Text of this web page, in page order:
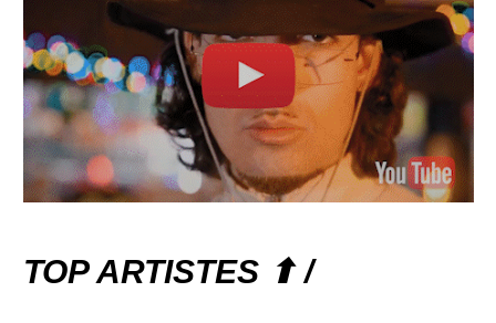
TOP ARTISTES ⬆ /